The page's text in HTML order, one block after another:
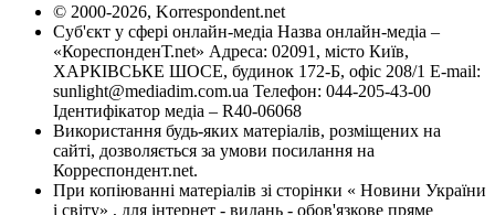
© 2000-2026, Korrespondent.net
Суб'єкт у сфері онлайн-медіа Назва онлайн-медіа –
«КореспонденТ.net» Адреса: 02091, місто Київ,
ХАРКІВСЬКЕ ШОСЕ, будинок 172-Б, офіс 208/1 E-mail:
sunlight@mediadim.com.ua Телефон: 044-205-43-00
Ідентифікатор медіа – R40-06068
Використання будь-яких матеріалів, розміщених на
сайті, дозволяється за умови посилання на
Корреспондент.net.
При копіюванні матеріалів зі сторінки « Новини України
і світу» , для інтернет - видань - обов'язкове пряме